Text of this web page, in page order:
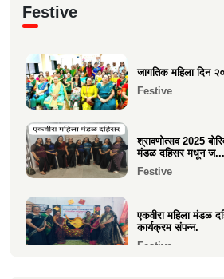
चे प्रकाशन
Festive
जागतिक महिला दिन
Festive
श्रावणोत्सव 2025
मंडळ दहिसर मधून ज...
Festive
एकवीरा महिला मंडळ
कार्यक्रम संपन्न.
Festive